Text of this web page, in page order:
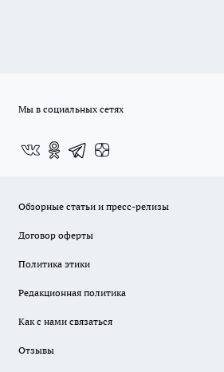
Мы в социальных сетях
Обзорные статьи и пресс-релизы
Договор оферты
Политика этики
Редакционная политика
Как с нами связаться
Отзывы